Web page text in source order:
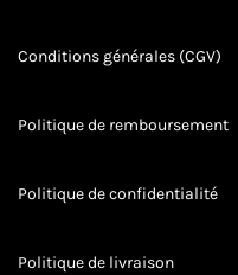
Conditions générales (CGV)
Politique de remboursement
Politique de confidentialité
Politique de livraison